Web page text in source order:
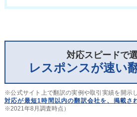
対応スピードで
レスポンスが速い
※公式サイト上で翻訳の実例や取引実績を開示し
対応が最短1時間以内の翻訳会社を、掲載さ
※2021年8月調査時点）